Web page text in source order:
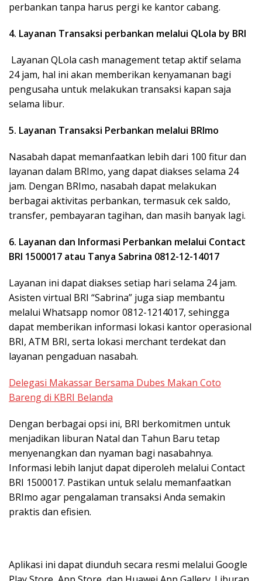
perbankan tanpa harus pergi ke kantor cabang.
4. Layanan Transaksi perbankan melalui QLola by BRI
Layanan QLola cash management tetap aktif selama
24 jam, hal ini akan memberikan kenyamanan bagi
pengusaha untuk melakukan transaksi kapan saja
selama libur.
5. Layanan Transaksi Perbankan melalui BRImo
Nasabah dapat memanfaatkan lebih dari 100 fitur dan
layanan dalam BRImo, yang dapat diakses selama 24
jam. Dengan BRImo, nasabah dapat melakukan
berbagai aktivitas perbankan, termasuk cek saldo,
transfer, pembayaran tagihan, dan masih banyak lagi.
6. Layanan dan Informasi Perbankan melalui Contact
BRI 1500017 atau Tanya Sabrina 0812-12-14017
Layanan ini dapat diakses setiap hari selama 24 jam.
Asisten virtual BRI “Sabrina” juga siap membantu
melalui Whatsapp nomor 0812-1214017, sehingga
dapat memberikan informasi lokasi kantor operasional
BRI, ATM BRI, serta lokasi merchant terdekat dan
layanan pengaduan nasabah.
Delegasi Makassar Bersama Dubes Makan Coto
Bareng di KBRI Belanda
Dengan berbagai opsi ini, BRI berkomitmen untuk
menjadikan liburan Natal dan Tahun Baru tetap
menyenangkan dan nyaman bagi nasabahnya.
Informasi lebih lanjut dapat diperoleh melalui Contact
BRI 1500017. Pastikan untuk selalu memanfaatkan
BRImo agar pengalaman transaksi Anda semakin
praktis dan efisien.
Aplikasi ini dapat diunduh secara resmi melalui Google